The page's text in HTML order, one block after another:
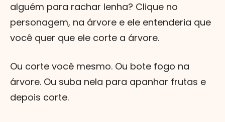
alguém para rachar lenha? Clique no
personagem, na árvore e ele entenderia que
você quer que ele corte a árvore.
Ou corte você mesmo. Ou bote fogo na
árvore. Ou suba nela para apanhar frutas e
depois corte.